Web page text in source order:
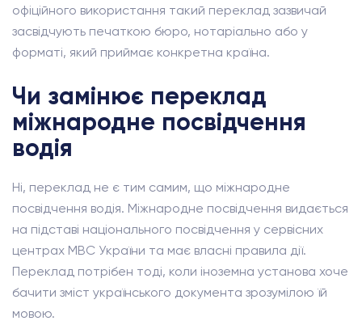
офіційного використання такий переклад зазвичай
засвідчують печаткою бюро, нотаріально або у
форматі, який приймає конкретна країна.
Чи замінює переклад
міжнародне посвідчення
водія
Ні, переклад не є тим самим, що міжнародне
посвідчення водія. Міжнародне посвідчення видається
на підставі національного посвідчення у сервісних
центрах МВС України та має власні правила дії.
Переклад потрібен тоді, коли іноземна установа хоче
бачити зміст українського документа зрозумілою їй
мовою.